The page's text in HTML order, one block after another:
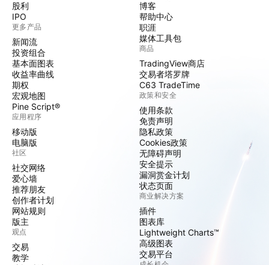
股利
IPO
更多产品
新闻流
投资组合
基本面图表
收益率曲线
期权
宏观地图
Pine Script®
应用程序
移动版
电脑版
社区
社交网络
爱心墙
推荐朋友
创作者计划
网站规则
版主
观点
交易
教学
博客
帮助中心
职涯
媒体工具包
商品
TradingView商店
交易者塔罗牌
C63 TradeTime
政策和安全
使用条款
免责声明
隐私政策
Cookies政策
无障碍声明
安全提示
漏洞赏金计划
状态页面
商业解决方案
插件
图表库
Lightweight Charts™
高级图表
交易平台